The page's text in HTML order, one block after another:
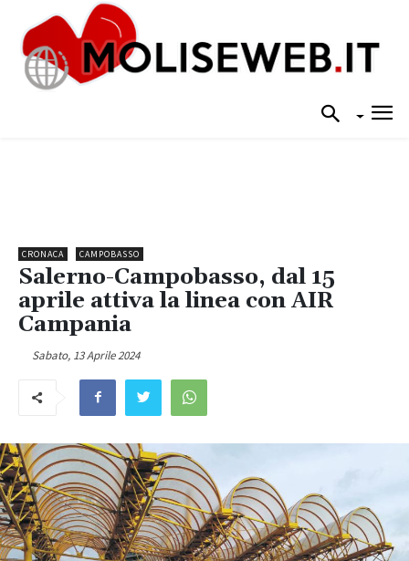
CRONACA CAMPOBASSO
Salerno-Campobasso, dal 15
aprile attiva la linea con AIR
Campania
Sabato, 13 Aprile 2024